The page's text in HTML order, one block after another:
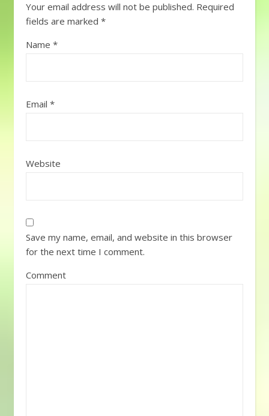
Your email address will not be published. Required
fields are marked *
Name *
Email *
Website
Save my name, email, and website in this browser
for the next time I comment.
Comment